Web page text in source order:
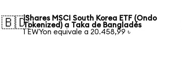
🇧🇩iShares MSCI South Korea ETF (Ondo
Tokenized) a Taka de Bangladés
1 EWYon equivale a 20.458,99 ৳